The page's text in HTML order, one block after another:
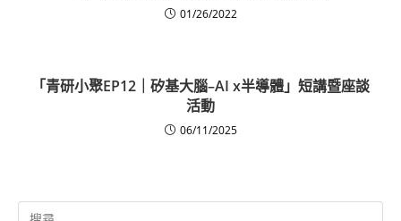
01/26/2022
「青研小聚EP12｜矽基大腦–AI x半導體」短講暨座談
活動
06/11/2025
Search